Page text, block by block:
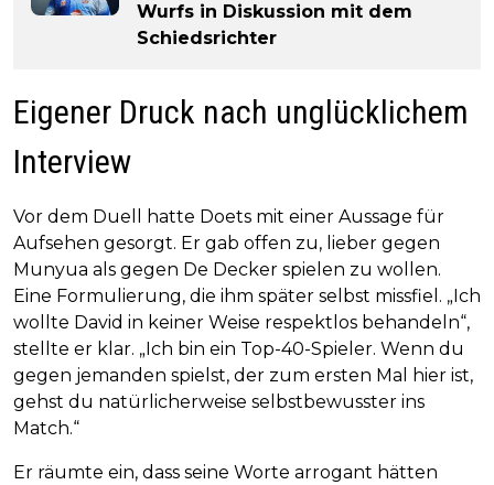
Wurfs in Diskussion mit dem
Schiedsrichter
Eigener Druck nach unglücklichem
Interview
Vor dem Duell hatte Doets mit einer Aussage für
Aufsehen gesorgt. Er gab offen zu, lieber gegen
Munyua als gegen De Decker spielen zu wollen.
Eine Formulierung, die ihm später selbst missfiel. „Ich
wollte David in keiner Weise respektlos behandeln“,
stellte er klar. „Ich bin ein Top-40-Spieler. Wenn du
gegen jemanden spielst, der zum ersten Mal hier ist,
gehst du natürlicherweise selbstbewusster ins
Match.“
Er räumte ein, dass seine Worte arrogant hätten